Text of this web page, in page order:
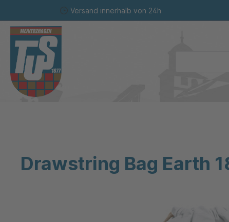
Zur Hauptnavigation springen
Versand innerhalb von 24h
Drawstring Bag Earth